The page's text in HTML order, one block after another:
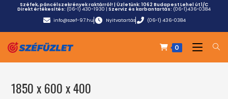
Széfek, páncélszekrények raktárról! | Üzletünk:1062 Budapest Lehel út 1/C
Direkt értékesítés: (06-1) 430-1930 | Szerviz és karbantartás: (06-1)436-0384
info@szef-97.hu
Nyitvatartás (06-1) 436-0384
0
1850 x 600 x 400